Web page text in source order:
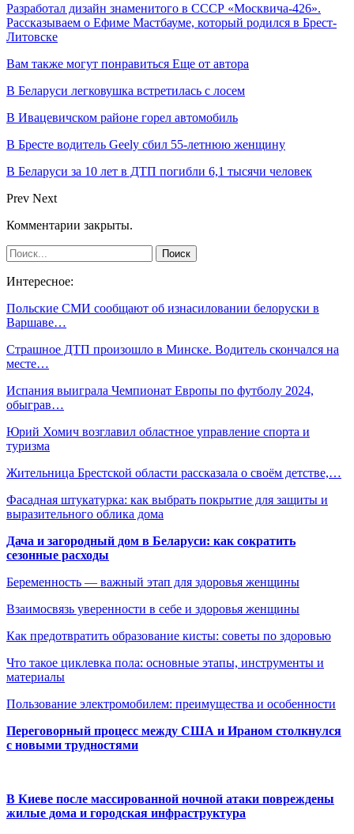
Разработал дизайн знаменитого в СССР «Москвича-426».
Рассказываем о Ефиме Мастбауме, который родился в Брест-
Литовске
Вам также могут понравиться Еще от автора
В Беларуси легковушка встретилась с лосем
В Ивацевичском районе горел автомобиль
В Бресте водитель Geely сбил 55-летнюю женщину
В Беларуси за 10 лет в ДТП погибли 6,1 тысячи человек
Prev Next
Комментарии закрыты.
Интересное:
Польские СМИ сообщают об изнасиловании белоруски в
Варшаве…
Страшное ДТП произошло в Минске. Водитель скончался на
месте…
Испания выиграла Чемпионат Европы по футболу 2024,
обыграв…
Юрий Хомич возглавил областное управление спорта и
туризма
Жительница Брестской области рассказала о своём детстве,…
Фасадная штукатурка: как выбрать покрытие для защиты и
выразительного облика дома
Дача и загородный дом в Беларуси: как сократить
сезонные расходы
Беременность — важный этап для здоровья женщины
Взаимосвязь уверенности в себе и здоровья женщины
Как предотвратить образование кисты: советы по здоровью
Что такое циклевка пола: основные этапы, инструменты и
материалы
Пользование электромобилем: преимущества и особенности
Переговорный процесс между США и Ираном столкнулся
с новыми трудностями
В Киеве после массированной ночной атаки повреждены
жилые дома и городская инфраструктура